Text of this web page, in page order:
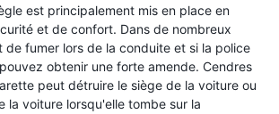
est principalement mis en place en
et de confort. Dans de nombreux
de fumer lors de la conduite et si la police
obtenir une forte amende. Cendres
peut détruire le siège de la voiture ou
la voiture lorsqu'elle tombe sur la